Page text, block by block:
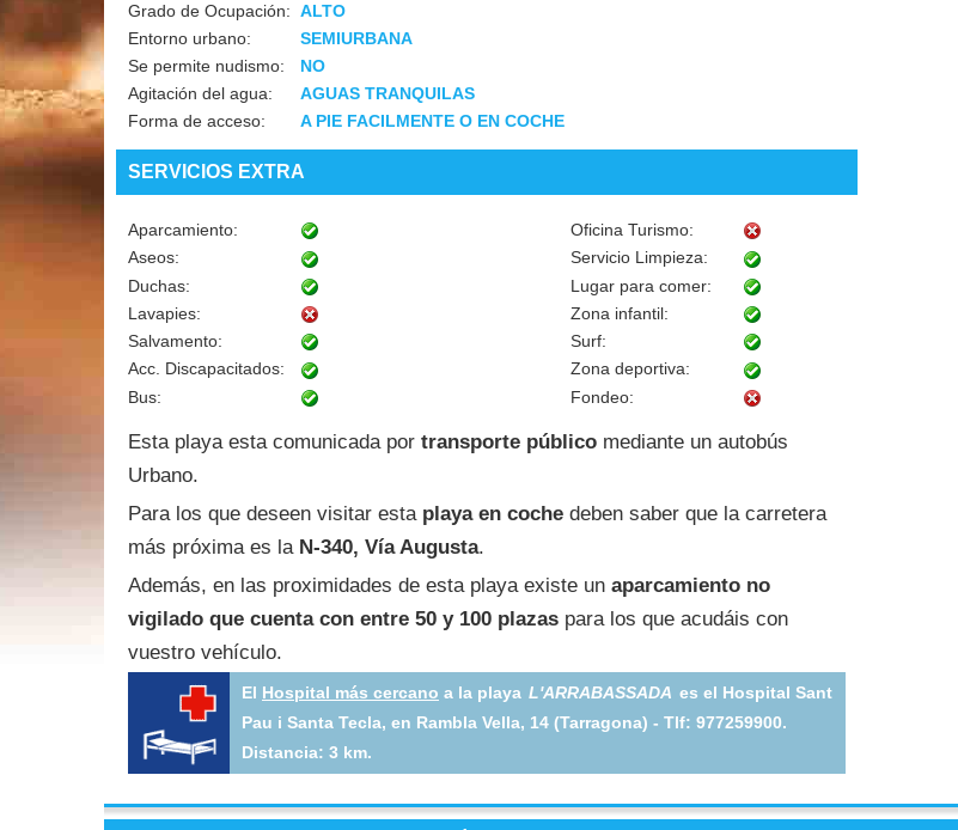
Grado de Ocupación: ALTO
Entorno urbano:
SEMIURBANA
Se permite nudismo:
NO
Agitación del agua:
AGUAS TRANQUILAS
Forma de acceso:
A PIE FACILMENTE O EN COCHE
SERVICIOS EXTRA
Aparcamiento:
Aseos:
Duchas:
Lavapies:
Salvamento:
Acc. Discapacitados:
Bus:
Oficina Turismo:
Servicio Limpieza:
Lugar para comer:
Zona infantil:
Surf:
Zona deportiva:
Fondeo:
Esta playa esta comunicada por transporte público mediante un autobús
Urbano.
Para los que deseen visitar esta playa en coche deben saber que la carretera
más próxima es la N-340, Vía Augusta.
Además, en las proximidades de esta playa existe un aparcamiento no
vigilado que cuenta con entre 50 y 100 plazas para los que acudáis con
vuestro vehículo.
El Hospital más cercano a la playa L'ARRABASSADA es el Hospital Sant
Pau i Santa Tecla, en Rambla Vella, 14 (Tarragona) - Tlf: 977259900.
Distancia: 3 km.